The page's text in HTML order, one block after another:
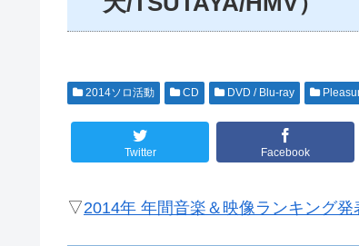
2014ソロ活動 CD DVD / Blu-ray
Twitter Facebook
▽2014年 年間音楽＆映像ランキング